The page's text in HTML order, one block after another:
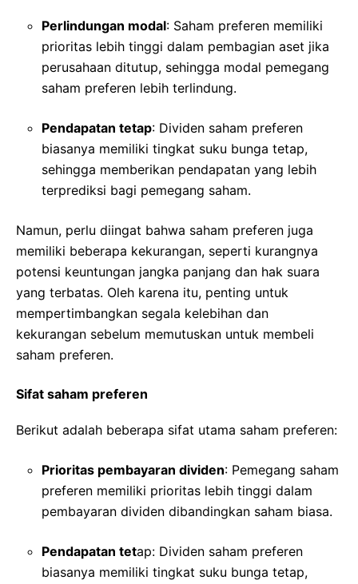
Perlindungan modal: Saham preferen memiliki
prioritas lebih tinggi dalam pembagian aset jika
perusahaan ditutup, sehingga modal pemegang
saham preferen lebih terlindung.
Pendapatan tetap: Dividen saham preferen
biasanya memiliki tingkat suku bunga tetap,
sehingga memberikan pendapatan yang lebih
terprediksi bagi pemegang saham.
Namun, perlu diingat bahwa saham preferen juga
memiliki beberapa kekurangan, seperti kurangnya
potensi keuntungan jangka panjang dan hak suara
yang terbatas. Oleh karena itu, penting untuk
mempertimbangkan segala kelebihan dan
kekurangan sebelum memutuskan untuk membeli
saham preferen.
Sifat saham preferen
Berikut adalah beberapa sifat utama saham preferen:
Prioritas pembayaran dividen: Pemegang saham
preferen memiliki prioritas lebih tinggi dalam
pembayaran dividen dibandingkan saham biasa.
Pendapatan tetap: Dividen saham preferen
biasanya memiliki tingkat suku bunga tetap,